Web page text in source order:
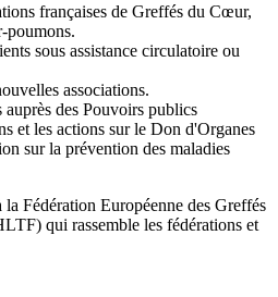
françaises de Greffés du Cœur,
poumons.
sous assistance circulatoire ou
associations.
auprès des Pouvoirs publics
et les actions sur le Don d'Organes
sur la prévention des maladies
Fédération Européenne des Greffés
qui rassemble les fédérations et